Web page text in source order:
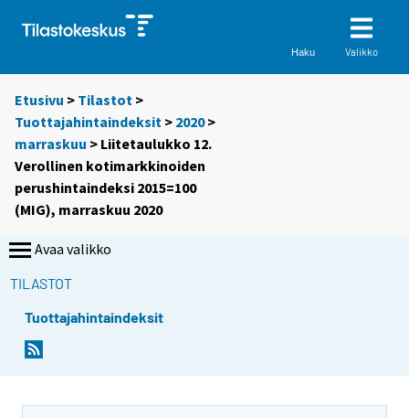
Haku Valikko
Etusivu > Tilastot >
Tuottajahintaindeksit > 2020>
marraskuu > Liitetaulukko 12.
Verollinen kotimarkkinoiden
perushintaindeksi 2015=100
(MIG), marraskuu 2020
Avaa valikko
TILASTOT
Tuottajahintaindeksit